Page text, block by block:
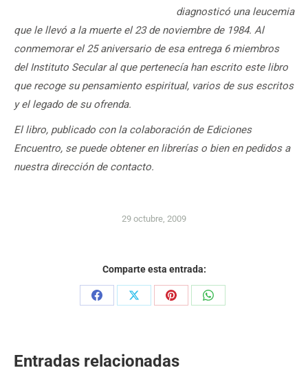
diagnosticó una leucemia
que le llevó a la muerte el 23 de noviembre de 1984. Al
conmemorar el 25 aniversario de esa entrega 6 miembros
del Instituto Secular al que pertenecía han escrito este libro
que recoge su pensamiento espiritual, varios de sus escritos
y el legado de su ofrenda.
El libro, publicado con la colaboración de Ediciones
Encuentro, se puede obtener en librerías o bien en pedidos a
nuestra dirección de contacto.
29 octubre, 2009
Comparte esta entrada:
Share
Share
Share
Share
Entradas relacionadas